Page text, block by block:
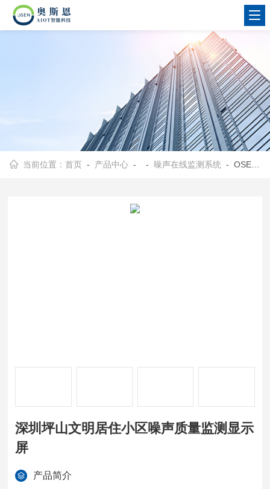
当前位置：首页 - 产品中心 - - 噪声在线监测系统 - OSEN-Z深圳坪山文明居住小区噪声质量监测显示屏
深圳坪山文明居住小区噪声质量监测显示
屏
产品简介